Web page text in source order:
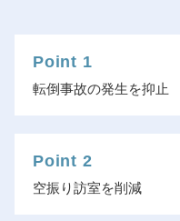
Point 1
転倒事故の発生を抑止
Point 2
空振り訪室を削減